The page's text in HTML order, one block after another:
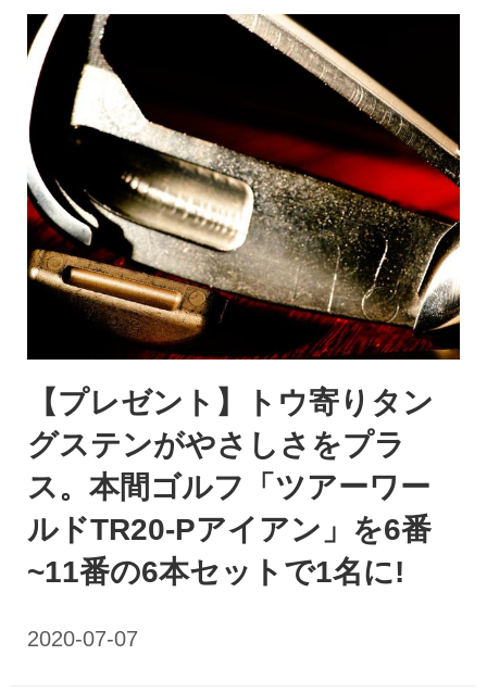
【プレゼント】トウ寄りタン
グステンがやさしさをプラ
ス。本間ゴルフ「ツアーワー
ルドTR20-Pアイアン」を6番
~11番の6本セットで1名に!